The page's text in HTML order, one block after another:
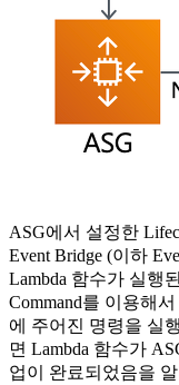
ASG에서 설정한
Event Bridge (이하
Lambda 함수가 실행
Command를 이용해
에 주어진 명령을 실
면 Lambda 함수가
업이 완료되었음을